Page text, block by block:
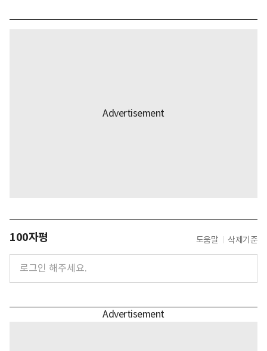
100자평 도움말 삭제기준